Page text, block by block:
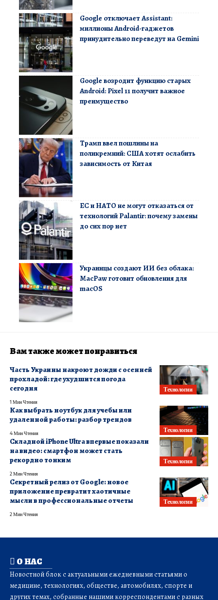
Google отключает Assistant:
миллионы Android-гаджетов
принудительно переведут на Gemini
Google возродит функцию старых
Android: Pixel 11 получит важное
преимущество
Трамп ввел пошлины на
поликремний: США хотят ослабить
зависимость от Китая
ЕС и НАТО не могут отказаться от
технологий Palantir: почему замены
до сих пор нет
Украинцы создают ИИ без облака:
MacPaw готовит обновления для
macOS
Вам также может понравиться
Технологии
Часть Украины накроют дожди с осенней
прохладой: где ухудшится погода
сегодня
1 Мин Чтения
Технологии
Как выбрать ноутбук для учебы или
удаленной работы: разбор трендов
4 Мин Чтения
Технологии
Складной iPhone Ultra впервые показали
на видео: смартфон может стать
рекордно тонким
2 Мин Чтения
Технологии
Секретный релиз от Google: новое
приложение превратит хаотичные
мысли в профессиональные отчеты
2 Мин Чтения
О НАС
Новостной блок с актуальными ежедневными статьями о
медицине, технологиях, обществе, автомобилях, спорте и
других темах, собранные нашими корреспондентами с разных